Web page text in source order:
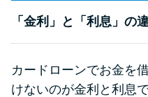
「金利」と「利息」の
カードローンでお金を
けないのが金利と利息で